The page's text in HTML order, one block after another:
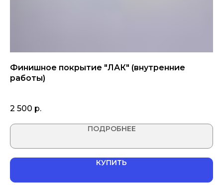
Финишное покрытие "ЛАК" (внутренние
работы)
2 500 р.
ПОДРОБНЕЕ
КУПИТЬ